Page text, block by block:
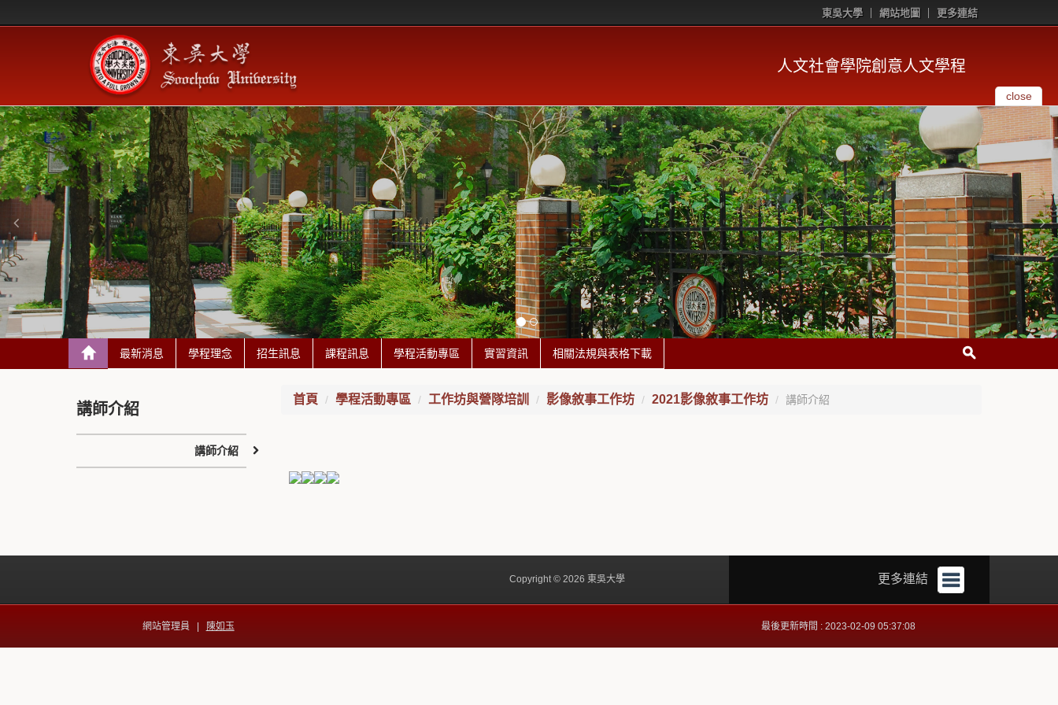
東吳大學 網站地圖 更多連結
人文社會學院創意人文學程
close
最新消息 學程理念 招生訊息 課程訊息 學程活動專區 實習資訊 相關法規與表格下載
首頁 學程活動專區 工作坊與營隊培訓 影像敘事工作坊 2021影像敘事工作坊 講師介紹
講師介紹
講師介紹
更多連結
Copyright © 2026 東吳大學
網站管理員 | 陳如玉 最後更新時間 : 2023-02-09 05:37:08